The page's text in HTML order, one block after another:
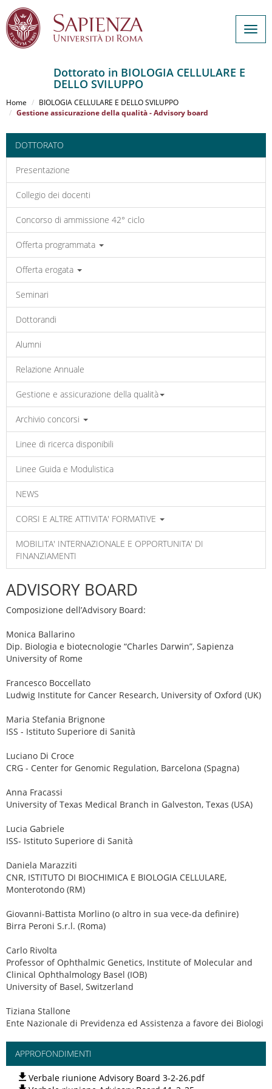
al
contenuto
Dottorato in BIOLOGIA CELLULARE E
DELLO SVILUPPO
Home
BIOLOGIA CELLULARE E DELLO SVILUPPO
Gestione assicurazione della qualità - Advisory board
DOTTORATO
Presentazione
Collegio dei docenti
Concorso di ammissione 42° ciclo
Offerta programmata
Offerta erogata
Seminari
Dottorandi
Alumni
Relazione Annuale
Gestione e assicurazione della qualità
Archivio concorsi
Linee di ricerca disponibili
Linee Guida e Modulistica
NEWS
CORSI E ALTRE ATTIVITA' FORMATIVE
MOBILITA' INTERNAZIONALE E OPPORTUNITA' DI
FINANZIAMENTI
ADVISORY BOARD
Composizione dell’Advisory Board:
Monica Ballarino
Dip. Biologia e biotecnologie “Charles Darwin”, Sapienza
University of Rome
Francesco Boccellato
Ludwig Institute for Cancer Research, University of Oxford (UK)
Maria Stefania Brignone
ISS - Istituto Superiore di Sanità
Luciano Di Croce
CRG - Center for Genomic Regulation, Barcelona (Spagna)
Anna Fracassi
University of Texas Medical Branch in Galveston, Texas (USA)
Lucia Gabriele
ISS- Istituto Superiore di Sanità
Daniela Marazziti
CNR, ISTITUTO DI BIOCHIMICA E BIOLOGIA CELLULARE,
Monterotondo (RM)
Giovanni-Battista Morlino (o altro in sua vece-da definire)
Birra Peroni S.r.l. (Roma)
Carlo Rivolta
Professor of Ophthalmic Genetics, Institute of Molecular and
Clinical Ophthalmology Basel (IOB)
University of Basel, Switzerland
Tiziana Stallone
Ente Nazionale di Previdenza ed Assistenza a favore dei Biologi
APPROFONDIMENTI
Verbale riunione Advisory Board 3-2-26.pdf